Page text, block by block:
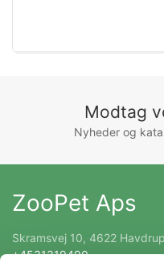
Modtag
Nyheder og
ZooPet Aps
Skramsvej 10, 4622 Havdrup
+4531319490